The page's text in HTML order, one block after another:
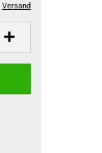
Versand